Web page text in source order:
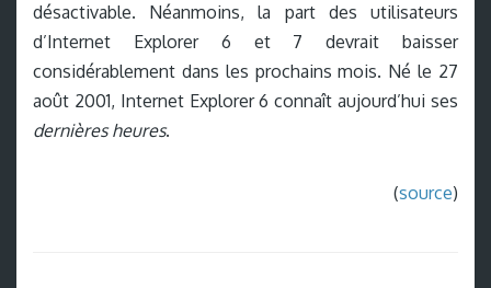
désactivable. Néanmoins, la part des utilisateurs
d’Internet Explorer 6 et 7 devrait baisser
considérablement dans les prochains mois. Né le 27
août 2001, Internet Explorer 6 connaît aujourd’hui ses
dernières heures.
(source)